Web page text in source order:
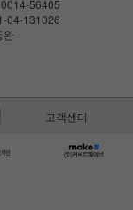
56405
04-131026
완
고객센터